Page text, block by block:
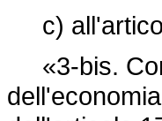
c)
«3-bis.